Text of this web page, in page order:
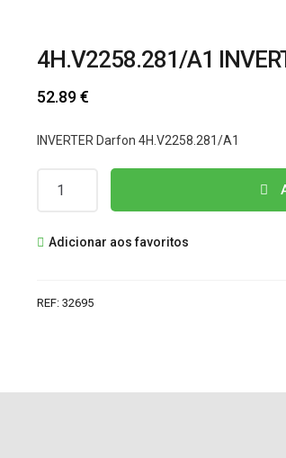
4H.V2258.281/A1
52.89€
INVERTER Darfon 4H.V2258.281/A1
INVERTER
Adicionar aos favoritos
REF: 32695